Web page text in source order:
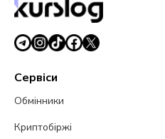
Сервіси
Обмінники
Криптобіржі